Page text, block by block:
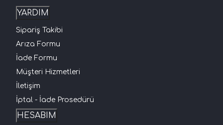
YARDIM
Sipariş Takibi
Arıza Formu
İade Formu
Müşteri Hizmetleri
İletişim
İptal - İade Prosedürü
HESABIM